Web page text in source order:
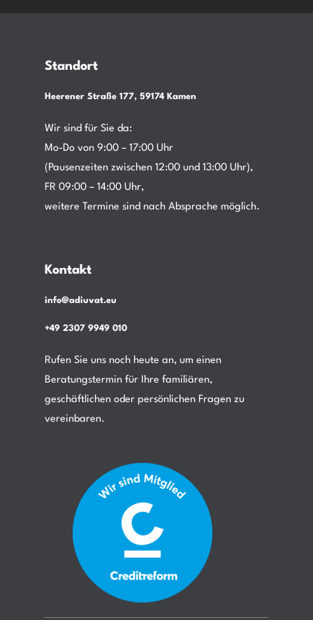
Standort
Heerener Straße 177, 59174 Kamen
Wir sind für Sie da:
Mo-Do von 9:00 – 17:00 Uhr
(Pausenzeiten zwischen 12:00 und 13:00 Uhr),
FR 09:00 – 14:00 Uhr,
weitere Termine sind nach Absprache möglich.
Kontakt
info@adiuvat.eu
+49 2307 9949 010
Rufen Sie uns noch heute an, um einen
Beratungstermin für Ihre familiären,
geschäftlichen oder persönlichen Fragen zu
vereinbaren.